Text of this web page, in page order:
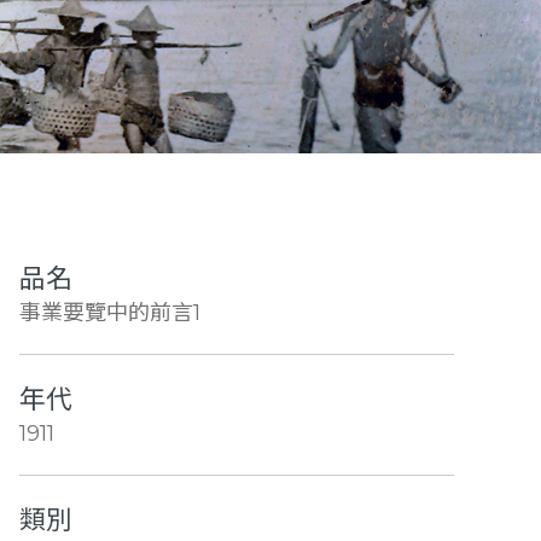
品名
事業要覽中的前言1
年代
1911
類別